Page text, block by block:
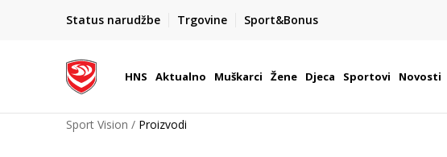
Status narudžbe Trgovine Sport&Bonus
BOX NOW
Dostava 1,50 €
| Više od 800 paketomata u Hrvatskoj
HNS Aktualno Muškarci Žene Djeca Sportovi Novosti
Sport Vision Proizvodi